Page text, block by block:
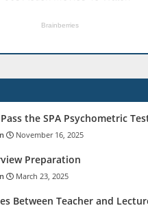
the SPA Psychometric
November 16, 2025
Preparation
March 23, 2025
Between Teacher and